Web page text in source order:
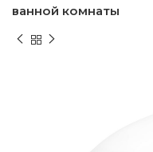
ванной комнаты